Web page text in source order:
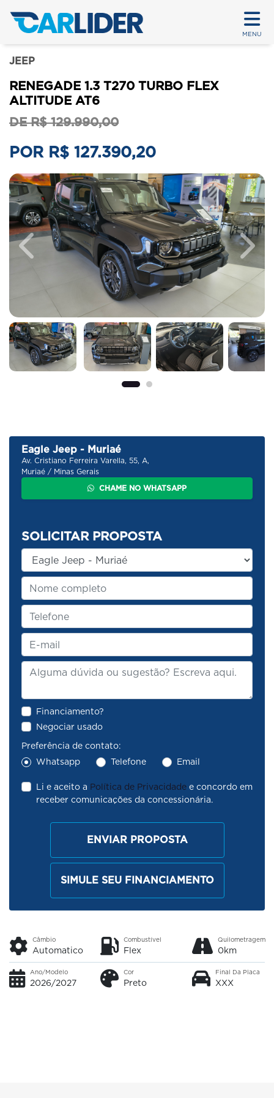
MENU
JEEP
RENEGADE 1.3 T270 TURBO FLEX
ALTITUDE AT6
DE R$ 129.990,00
POR R$ 127.390,20
Previous Next
Eagle Jeep - Muriaé
Av. Cristiano Ferreira Varella, 55, A,
Muriaé / Minas Gerais
CHAME NO WHATSAPP
SOLICITAR PROPOSTA
Financiamento?
Negociar usado
Preferência de contato:
Whatsapp
Telefone Email
Li e aceito a Política de Privacidade e concordo em
receber comunicações da concessionária.
ENVIAR PROPOSTA
SIMULE SEU FINANCIAMENTO
Câmbio
Automatico
Combustível
Flex
Quilometragem
0km
Ano/Modelo
2026/2027
Cor
Preto
Final Da Placa
XXX